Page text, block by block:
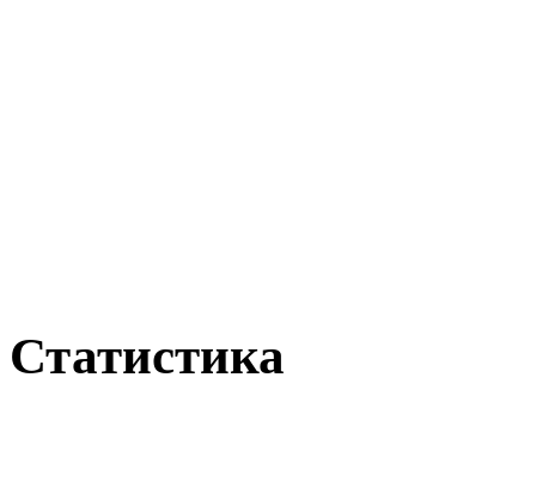
Статистика